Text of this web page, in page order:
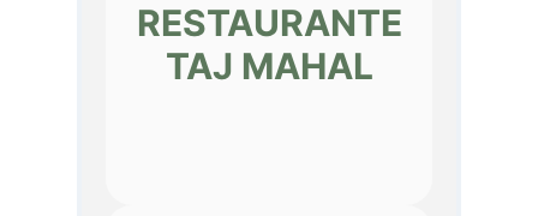
RESTAURANTE
TAJ MAHAL